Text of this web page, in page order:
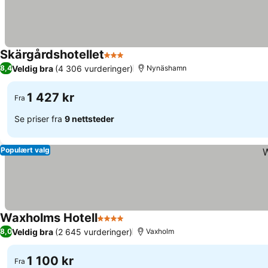
Skärgårdshotellet3 Stjerner
8,4Veldig bra (4 306 vurderinger) Nynäshamn
Fra 1 427 kr
Se priser fra 9 nettsteder
Populært valg
Waxholms Hotell4 Stjerner
8,0Veldig bra (2 645 vurderinger) Vaxholm
Fra 1 100 kr